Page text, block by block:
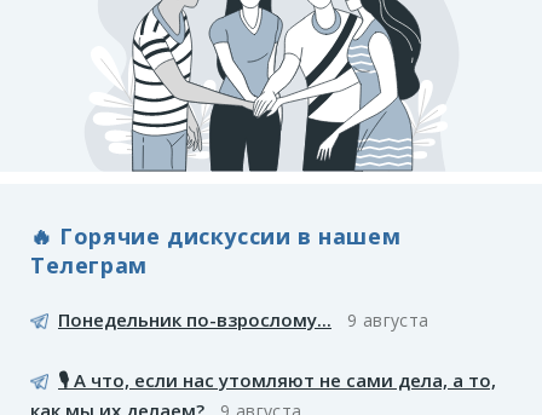
🔥 Горячие дискуссии в нашем
Телеграм
Понедельник по-взрослому... 9 августа
🎙️ А что, если нас утомляют не сами дела, а то,